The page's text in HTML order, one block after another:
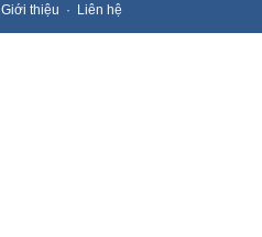
Giới thiệu Liên hệ